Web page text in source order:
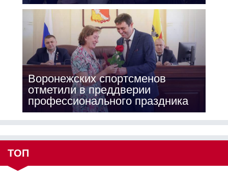
Воронежских спортсменов
отметили в преддверии
профессионального праздника
ТОП